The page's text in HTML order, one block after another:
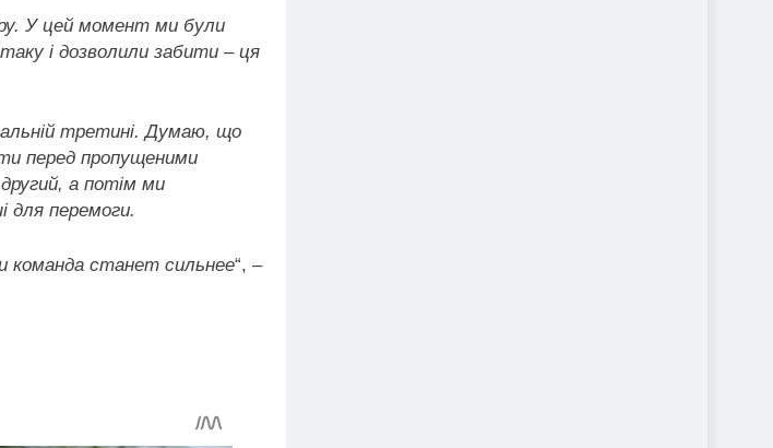
У цей момент ми були
і дозволили забити – ця
третині. Думаю, що
перед пропущеними
а потім ми
для перемоги.
команда станет сильнее“, –